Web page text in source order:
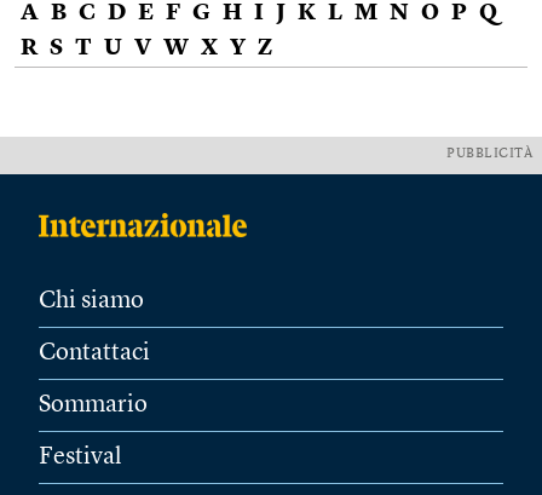
A B C D E F G H I J K L M N O P Q
R S T U V W X Y Z
PUBBLICITÀ
Chi siamo
Contattaci
Sommario
Festival